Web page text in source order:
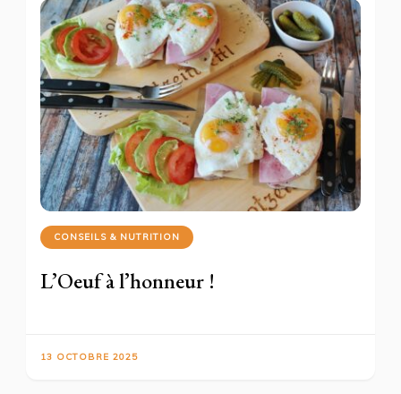
CONSEILS & NUTRITION
L’Oeuf à l’honneur !
13 OCTOBRE 2025